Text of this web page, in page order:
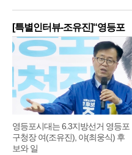
[특별인터뷰-조유진]“영등포
구
영등포시대는 6.3지방선거 영등포
구청장 여(조유진), 야(최웅식) 후
보와 일